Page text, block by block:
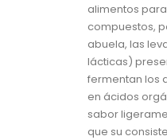
alimentos
compuestos,
abuela, las
lácticas)
fermentan los
en ácidos
sabor
que su